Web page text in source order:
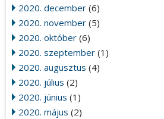
2020. december (6)
2020. november (5)
2020. október (6)
2020. szeptember (1)
2020. augusztus (4)
2020. július (2)
2020. június (1)
2020. május (2)